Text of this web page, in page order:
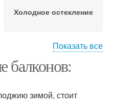
Холодное остекление
Балкон к остеклению
Показать все
балконов:
зимой, стоит